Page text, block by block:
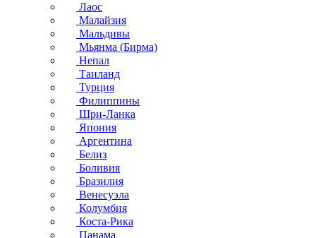
Лаос
Малайзия
Мальдивы
Мьянма (Бирма)
Непал
Таиланд
Турция
Филиппины
Шри-Ланка
Япония
Аргентина
Белиз
Боливия
Бразилия
Венесуэла
Колумбия
Коста-Рика
Панама